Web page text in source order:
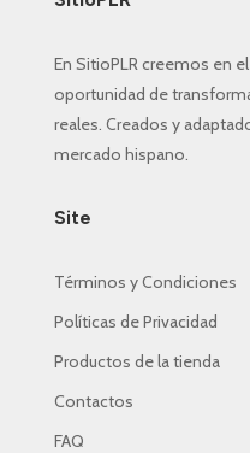
En SitioPLR creemos en
oportunidad de
reales. Creados y
mercado hispano.
Site
Términos y Condiciones
Políticas de Privacidad
Productos de la tienda
Contactos
FAQ